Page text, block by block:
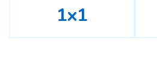
1x1